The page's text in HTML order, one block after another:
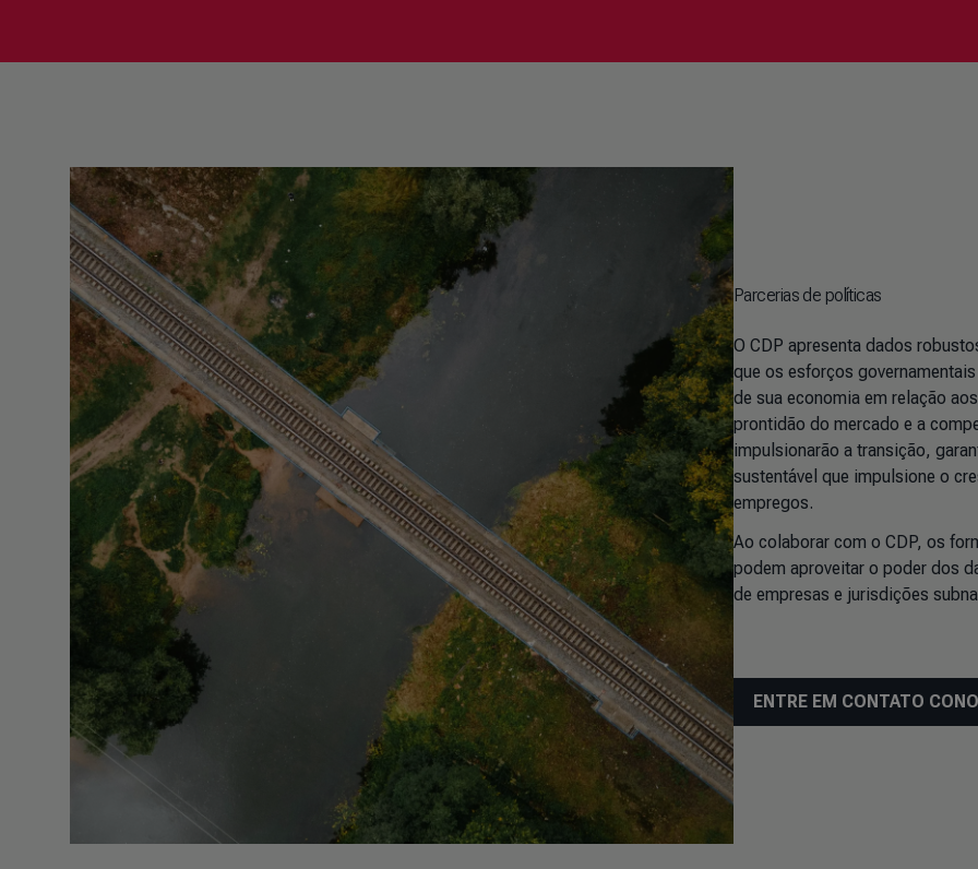
Parcerias de políticas
O CDP apresenta dados
que os esforços
de sua economia em relação
prontidão do mercado e a
impulsionarão a transição,
sustentável que impulsione o
empregos.
Ao colaborar com o CDP, os
podem aproveitar o poder dos
de empresas e jurisdições
ENTRE EM CONTATO